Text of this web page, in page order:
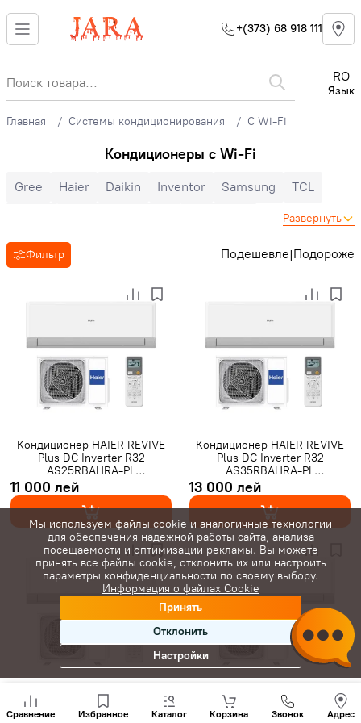
+(373) 68 918 111
RO
Язык
Главная Системы кондиционирования С Wi-Fi
Кондиционеры c Wi-Fi
Gree Haier Daikin Inventor Samsung
TCL
Cooper&Hunter
Hyundai Auratsu
Candy
Royal Clima
Ariston Зима-лето
Инверторные
Gree инверторные
Класс A+++
7000 BTU
9000 BTU
12000 BTU 16000 BTU
18000 BTU
40 м²
45 м² 50 м² 65 м² 70 м²
80 м²
С Wi-Fi
Развернуть
Фильтр Подешевле|Подороже
Кондиционер HAIER REVIVE
Plus DC Inverter R32
AS25RBAHRA-PL
1U25YESFRA-3 (Обогрев при -
20°C)
11 000 лей
Кондиционер HAIER REVIVE
Plus DC Inverter R32
AS35RBAHRA-PL
1U35YESFRA-4 (Обогрев при -
20°C)
13 000 лей
Кондиционер HAIER REVIVE
Plus DC Inverter R32
Кондиционер HAIER REVIVE
Plus DC Inverter R32
Сравнение Избранное Каталог Корзина Звонок Адрес
нам
+(373)
Мы используем файлы cookie и аналогичные технологии
для обеспечения надежной работы сайта, анализа
посещаемости и оптимизации рекламы. Вы можете
принять все файлы cookie, отклонить их или настроить
параметры конфиденциальности по своему выбору.
Информация о файлах Cookie
Принять
Отклонить
Настройки